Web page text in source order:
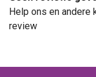
Help ons en andere
review